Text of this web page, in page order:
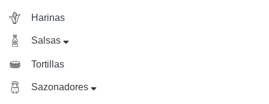
Harinas
Salsas
Tortillas
Sazonadores